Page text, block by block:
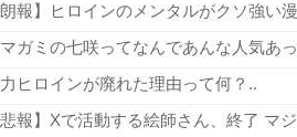
朗報】ヒロインのメンタルがクソ強い
ガミの七咲ってなんであんな人気あ
ヒロインが廃れた理由って何？..
悲報】Xで活動する絵師さん、終了 マ